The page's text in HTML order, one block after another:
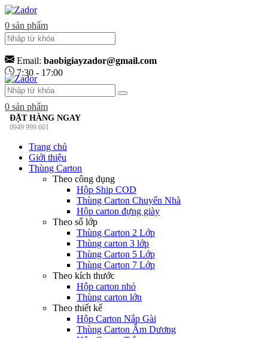
0 sản phẩm
Email: baobigiayzador@gmail.com
7:30 - 17:00
0 sản phẩm
ĐẶT HÀNG NGAY
0949 999 601
Trang chủ
Giới thiệu
Thùng Carton
Theo công dụng
Hộp Ship COD
Thùng Carton Chuyển Nhà
Hộp carton đựng giày
Theo số lớp
Thùng Carton 2 Lớp
Thùng carton 3 lớp
Thùng Carton 5 Lớp
Thùng Carton 7 Lớp
Theo kích thước
Hộp carton nhỏ
Thùng carton lớn
Theo thiết kế
Hộp Carton Nắp Gài
Thùng Carton Âm Dương